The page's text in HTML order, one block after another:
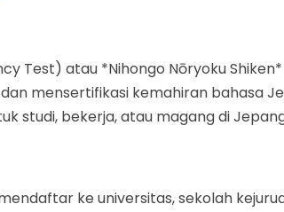
Test) atau *Nihongo Nōryoku
mensertifikasi kemahiran bahasa
studi, bekerja, atau magang di
ke universitas, sekolah